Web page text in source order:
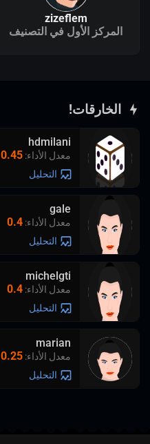
zizeflem
المركز الأول في التصنيف
الخارقات!
hdmilani
معدل الأداء:
0.45
التحليل
gale
معدل الأداء:
0.4
التحليل
michelgti
معدل الأداء:
0.4
التحليل
marian
معدل الأداء:
0.25
التحليل